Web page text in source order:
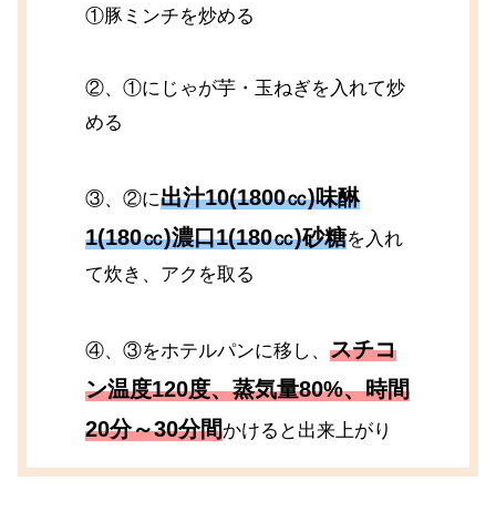
①豚ミンチを炒める
②、①にじゃが芋・玉ねぎを入れて炒
める
③、②に出汁10(1800㏄)味醂
1(180㏄)濃口1(180㏄)砂糖を入れ
て炊き、アクを取る
④、③をホテルパンに移し、スチコ
ン温度120度、蒸気量80%、時間
20分～30分間かけると出来上がり